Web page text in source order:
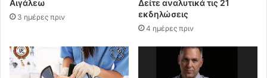
Αιγάλεω
3 ημέρες πριν
Δείτε αναλυτικά τις 21
εκδηλώσεις
4 ημέρες πριν